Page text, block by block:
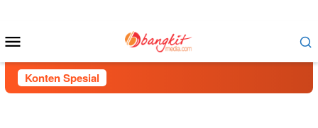
Mobile
Konten Spesial